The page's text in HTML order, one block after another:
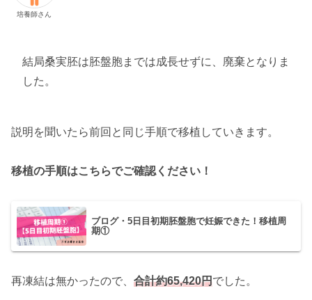
培養師さん
結局桑実胚は胚盤胞までは成長せずに、廃棄となりま
した。
説明を聞いたら前回と同じ手順で移植していきます。
移植の手順はこちらでご確認ください！
ブログ・5日目初期胚盤胞で妊娠できた！移植周
期①
再凍結は無かったので、 合計約65,420円 でした。